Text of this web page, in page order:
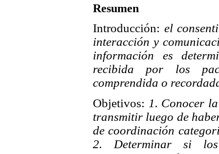
Resumen
Introducción: el
interacción y
información es
recibida por los
comprendida o
Objetivos: 1. Conocer
transmitir luego de
de coordinación
2. Determinar si los